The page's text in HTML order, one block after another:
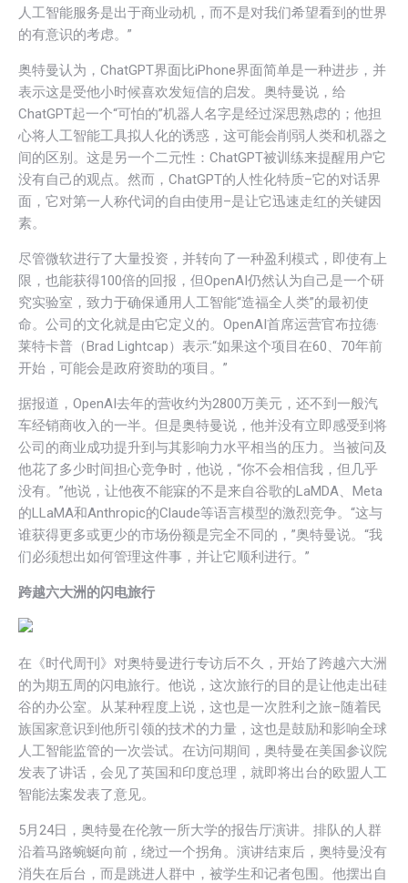
人工智能服务是出于商业动机，而不是对我们希望看到的世界
的有意识的考虑。”
奥特曼认为，ChatGPT界面比iPhone界面简单是一种进步，并
表示这是受他小时候喜欢发短信的启发。奥特曼说，给
ChatGPT起一个“可怕的”机器人名字是经过深思熟虑的；他担
心将人工智能工具拟人化的诱惑，这可能会削弱人类和机器之
间的区别。这是另一个二元性：ChatGPT被训练来提醒用户它
没有自己的观点。然而，ChatGPT的人性化特质–它的对话界
面，它对第一人称代词的自由使用–是让它迅速走红的关键因
素。
尽管微软进行了大量投资，并转向了一种盈利模式，即使有上
限，也能获得100倍的回报，但OpenAI仍然认为自己是一个研
究实验室，致力于确保通用人工智能“造福全人类”的最初使
命。公司的文化就是由它定义的。OpenAI首席运营官布拉德·
莱特卡普（Brad Lightcap）表示:“如果这个项目在60、70年前
开始，可能会是政府资助的项目。”
据报道，OpenAI去年的营收约为2800万美元，还不到一般汽
车经销商收入的一半。但是奥特曼说，他并没有立即感受到将
公司的商业成功提升到与其影响力水平相当的压力。当被问及
他花了多少时间担心竞争时，他说，“你不会相信我，但几乎
没有。”他说，让他夜不能寐的不是来自谷歌的LaMDA、Meta
的LLaMA和Anthropic的Claude等语言模型的激烈竞争。“这与
谁获得更多或更少的市场份额是完全不同的，”奥特曼说。“我
们必须想出如何管理这件事，并让它顺利进行。”
跨越六大洲的闪电旅行
在《时代周刊》对奥特曼进行专访后不久，开始了跨越六大洲
的为期五周的闪电旅行。他说，这次旅行的目的是让他走出硅
谷的办公室。从某种程度上说，这也是一次胜利之旅–随着民
族国家意识到他所引领的技术的力量，这也是鼓励和影响全球
人工智能监管的一次尝试。在访问期间，奥特曼在美国参议院
发表了讲话，会见了英国和印度总理，就即将出台的欧盟人工
智能法案发表了意见。
5月24日，奥特曼在伦敦一所大学的报告厅演讲。排队的人群
沿着马路蜿蜒向前，绕过一个拐角。演讲结束后，奥特曼没有
消失在后台，而是跳进人群中，被学生和记者包围。他摆出自